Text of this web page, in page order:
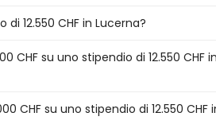
12.550 CHF in Lucerna?
CHF su uno stipendio di 12.550 CHF in
CHF su uno stipendio di 12.550 CHF